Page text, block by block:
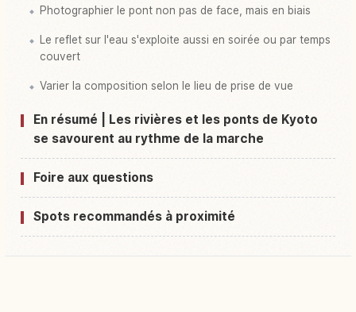
Photographier le pont non pas de face, mais en biais
Le reflet sur l'eau s'exploite aussi en soirée ou par temps
couvert
Varier la composition selon le lieu de prise de vue
En résumé | Les rivières et les ponts de Kyoto
se savourent au rythme de la marche
Foire aux questions
Spots recommandés à proximité